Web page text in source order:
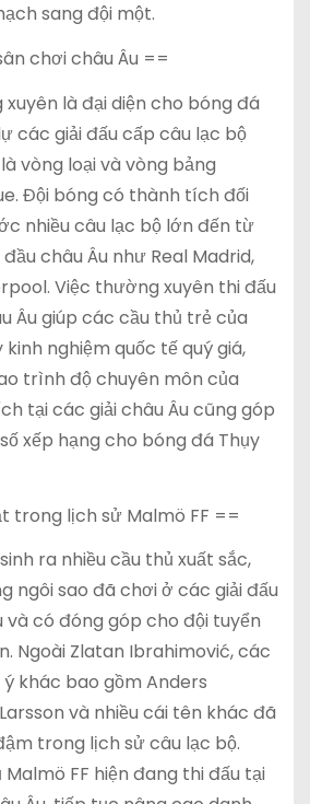
sang đội một.
chơi châu Âu ==
là đại diện cho bóng đá
các giải đấu cấp câu lạc bộ
vòng loại và vòng bảng
Đội bóng có thành tích đối
nhiều câu lạc bộ lớn đến từ
châu Âu như Real Madrid,
Việc thường xuyên thi đấu
Âu giúp các cầu thủ trẻ của
nghiệm quốc tế quý giá,
trình độ chuyên môn của
tại các giải châu Âu cũng góp
xếp hạng cho bóng đá Thụy
trong lịch sử Malmö FF ==
ra nhiều cầu thủ xuất sắc,
ngôi sao đã chơi ở các giải đấu
và có đóng góp cho đội tuyển
Ngoài Zlatan Ibrahimović, các
khác bao gồm Anders
và nhiều cái tên khác đã
trong lịch sử câu lạc bộ.
Malmö FF hiện đang thi đấu tại